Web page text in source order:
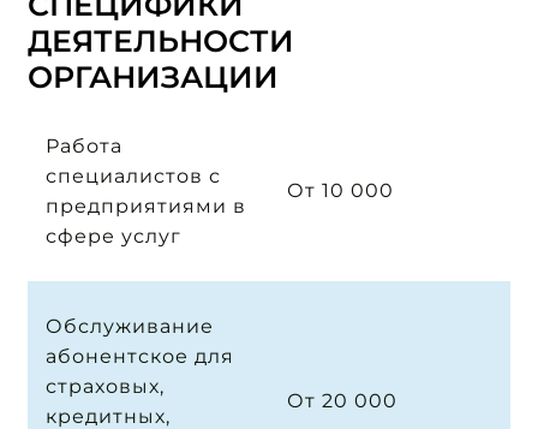
ДЕЯТЕЛЬНОСТИ
ОРГАНИЗАЦИИ
Работа
специалистов с
предприятиями в
сфере услуг
От 10 000
Обслуживание
абонентское для
страховых,
кредитных,
От 20 000